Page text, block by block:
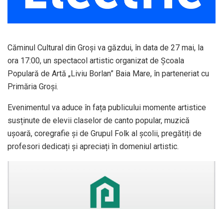
Căminul Cultural din Groși va găzdui, în data de 27 mai, la
ora 17:00, un spectacol artistic organizat de Școala
Populară de Artă „Liviu Borlan” Baia Mare, în parteneriat cu
Primăria Groși.
Evenimentul va aduce în fața publicului momente artistice
susținute de elevii claselor de canto popular, muzică
ușoară, coregrafie și de Grupul Folk al școlii, pregătiți de
profesori dedicați și apreciați în domeniul artistic.